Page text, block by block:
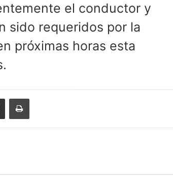
el conductor y
sido requeridos por la
próximas horas esta
Compartir por correo electrónicoImprimir